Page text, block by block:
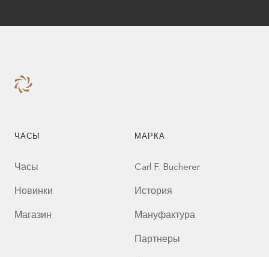
ЧАСЫ
Часы
Новинки
Магазин
МАРКА
Carl F. Bucherer
История
Мануфактура
Партнеры